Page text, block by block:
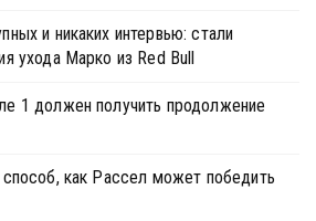
и никаких интервью: стали
ухода Марко из Red Bull
1 должен получить продолжение
как Рассел может победить